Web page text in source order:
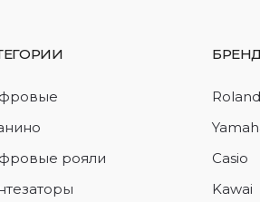
рояли
Roland
Casio
Kawai